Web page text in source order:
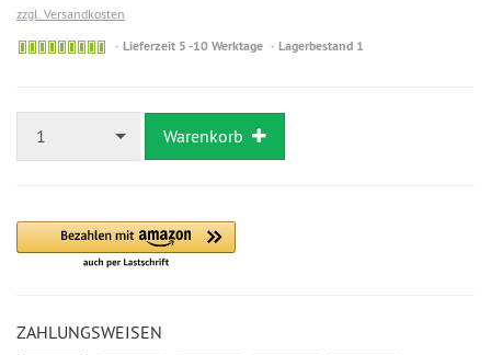
zzgl. Versandkosten
Lieferzeit 5 -10 Werktage Lagerbestand 1
1 Warenkorb
ZAHLUNGSWEISEN